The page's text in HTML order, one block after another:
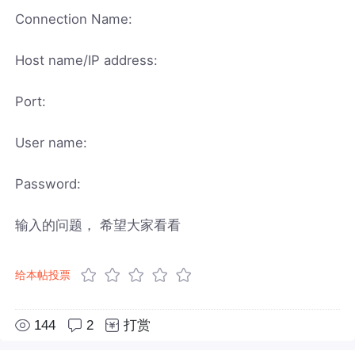
Connection Name:
Host name/IP address:
Port:
User name:
Password:
输入的问题， 希望大家看看
给本帖投票
144 2 打赏